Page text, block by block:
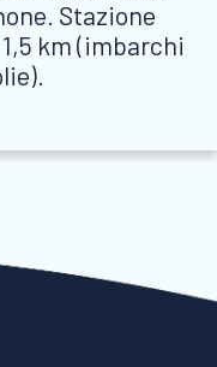
Stazione
km (imbarchi